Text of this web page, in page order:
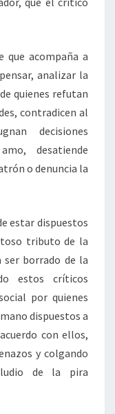
que acompaña a
analizar la
quienes refutan
contradicen al
decisiones
desatiende
o denuncia la
estar dispuestos
tributo de la
ser borrado de la
estos críticos
por quienes
dispuestos a
con ellos,
y colgando
de la pira